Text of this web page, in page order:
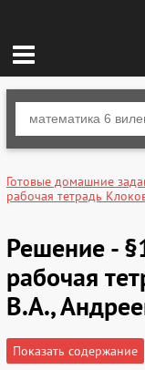
Готовые домашние
рабочая тетрадь
Решение -
рабочая
В.А.,
Показать содержание